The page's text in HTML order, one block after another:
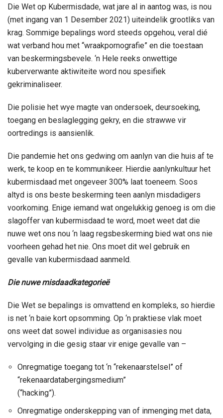
Die Wet op Kubermisdade, wat jare al in aantog was, is nou
(met ingang van 1 Desember 2021) uiteindelik grootliks van
krag. Sommige bepalings word steeds opgehou, veral dié
wat verband hou met “wraakpornografie” en die toestaan
van beskermingsbevele. ‘n Hele reeks onwettige
kuberverwante aktiwiteite word nou spesifiek
gekriminaliseer.
Die polisie het wye magte van ondersoek, deursoeking,
toegang en beslaglegging gekry, en die strawwe vir
oortredings is aansienlik.
Die pandemie het ons gedwing om aanlyn van die huis af te
werk, te koop en te kommunikeer. Hierdie aanlynkultuur het
kubermisdaad met ongeveer 300% laat toeneem. Soos
altyd is ons beste beskerming teen aanlyn misdadigers
voorkoming. Enige iemand wat ongelukkig genoeg is om die
slagoffer van kubermisdaad te word, moet weet dat die
nuwe wet ons nou ‘n laag regsbeskerming bied wat ons nie
voorheen gehad het nie. Ons moet dit wel gebruik en
gevalle van kubermisdaad aanmeld.
Die nuwe misdaadkategorieë
Die Wet se bepalings is omvattend en kompleks, so hierdie
is net ‘n baie kort opsomming. Op ‘n praktiese vlak moet
ons weet dat sowel individue as organisasies nou
vervolging in die gesig staar vir enige gevalle van –
Onregmatige toegang tot ‘n “rekenaarstelsel” of
“rekenaardatabergingsmedium”
(“hacking”).
Onregmatige onderskepping van of inmenging met data,